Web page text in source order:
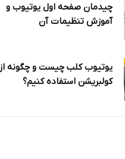
چیدمان صفحه اول یوتیوب و
آموزش تنظیمات آن
یوتیوب کلب چیست و چگونه از
کولبریشن استفاده کنیم؟